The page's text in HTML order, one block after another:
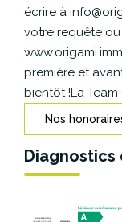
écrire à
votre requête
première et
bientôt !La Team
Nos